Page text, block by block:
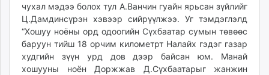
чухал мэдээ болох тул А.Ванчин гуайн ярьсан зүйлийг
Ц.Дамдинсүрэн хэвээр сийрүүлжээ. Уг тэмдэглэлд
“Хошуу ноёны орд одоогийн Сүхбаатар сумын төвөөс
баруун тийш 18 орчим километрт Налайх гэдэг газар
худгийн зүүн урд дов дээр байсан юм. Манай
хошууны ноён Доржжав Д.Сүхбаатарыг жанжин